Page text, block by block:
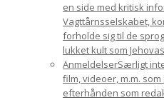
en side med kritisk
Vagttårnsselskabet,
forholde sig til de
lukket kult som
AnmeldelserSærligt
film, videoer, m.m.
efterhånden som